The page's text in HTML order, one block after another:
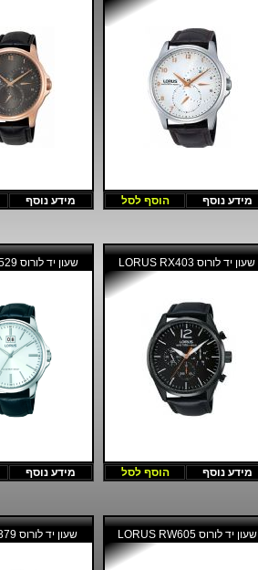
מידע נוסף הוסף לסל מידע נוסף
שעון יד לורוס LORUS RX403
מידע נוסף הוסף לסל
שעון יד לורוס LORUS RQ529
מידע נוסף
שעון יד לורוס LORUS RW605 שעון יד לורוס LORUS RT379